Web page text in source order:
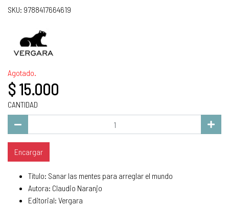
SKU: 9788417664619
Agotado.
$ 15.000
CANTIDAD
Encargar
Título: Sanar las mentes para arreglar el mundo
Autora: Claudio Naranjo
Editorial: Vergara